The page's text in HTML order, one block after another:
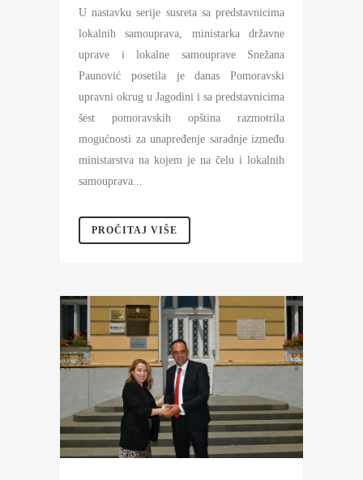
U nastavku serije susreta sa predstavnicima
lokalnih samouprava, ministarka državne
uprave i lokalne samouprave Snežana
Paunović posetila je danas Pomoravski
upravni okrug u Jagodini i sa predstavnicima
šest pomoravskih opština razmotrila
mogućnosti za unapređenje saradnje između
ministarstva na kojem je na čelu i lokalnih
samouprava...
PROČITAJ VIŠE